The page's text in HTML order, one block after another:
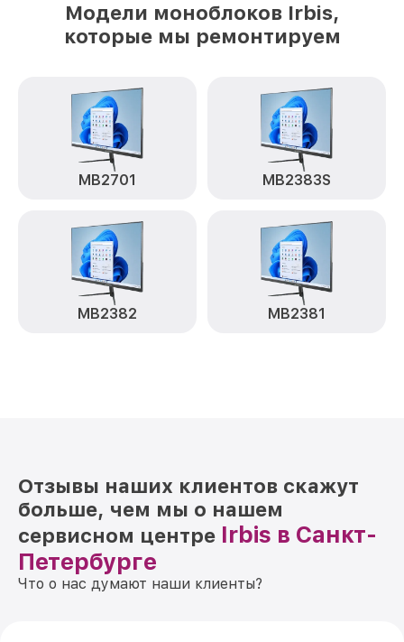
Модели моноблоков Irbis,
которые мы ремонтируем
MB2701 MB2383S
MB2382 MB2381
Отзывы наших клиентов скажут
больше, чем мы о нашем
сервисном центре Irbis в Санкт-
Петербурге
Что о нас думают наши клиенты?